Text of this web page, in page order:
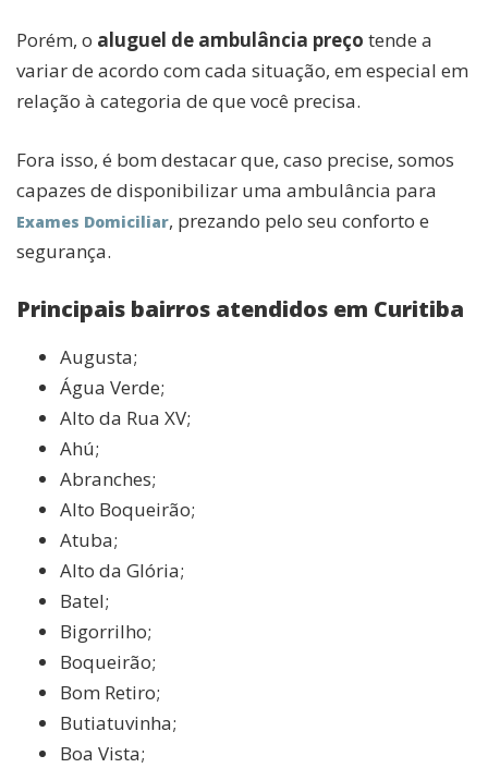
Porém, o aluguel de ambulância preço tende a
variar de acordo com cada situação, em especial em
relação à categoria de que você precisa.
Fora isso, é bom destacar que, caso precise, somos
capazes de disponibilizar uma ambulância para
Exames Domiciliar, prezando pelo seu conforto e
segurança.
Principais bairros atendidos em Curitiba
Augusta;
Água Verde;
Alto da Rua XV;
Ahú;
Abranches;
Alto Boqueirão;
Atuba;
Alto da Glória;
Batel;
Bigorrilho;
Boqueirão;
Bom Retiro;
Butiatuvinha;
Boa Vista;